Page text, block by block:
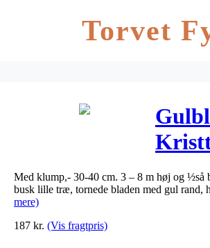
Torvet
– Ilex
Med klump,- 30-40 cm. 3 – 8 m høj og ½så
busk lille træ, tornede bladen med gul rand,
mere)
187 kr. (Vis fragtpris)